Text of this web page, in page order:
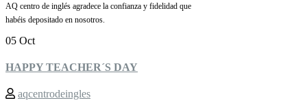
AQ centro de inglés agradece la confianza y fidelidad que
habéis depositado en nosotros.
05 Oct
HAPPY TEACHER´S DAY
aqcentrodeingles